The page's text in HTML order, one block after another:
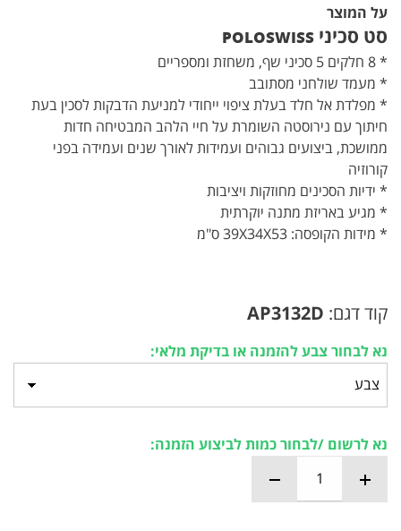
על המוצר
סט סכיני POLOSWISS
* 8 חלקים 5 סכיני שף, משחזת ומספריים
* מעמד שולחני מסתובב
* מפלדת אל חלד בעלת ציפוי ייחודי למניעת הדבקות לסכין בעת
חיתוך עם נירוסטה השומרת על חיי הלהב המבטיחה חדות
ממושכת, ביצועים גבוהים ועמידות לאורך שנים ועמידה בפני
קורוזיה
* ידיות הסכינים מחוזקות ויציבות
* מגיע באריזת מתנה יוקרתית
* מידות הקופסה: 39X34X53 ס"מ
קוד דגם: AP3132D
נא לבחור צבע להזמנה או בדיקת מלאי:
נא לרשום /לבחור כמות לביצוע הזמנה: